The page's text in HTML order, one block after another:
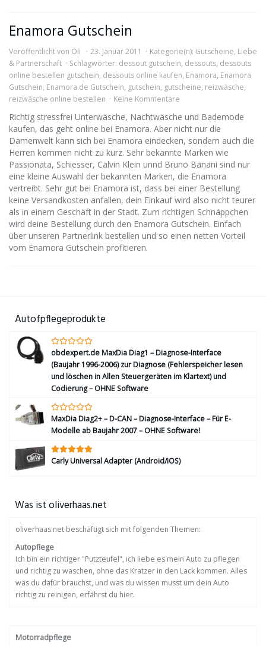
Enamora Gutschein
Veröffentlicht von Oli 23. Januar 2011 Kategorie(n): Gutscheine, Liebe
& Partnerschaft
Schlagwörter: dessout gutschein, dessouts, dessouts
online bestellen gutschein, dessouts online kaufen, Enamora, Enamora
Gutschein, Enamora.de Gutschein, gutschein, gutscheine, reizwäsche,
reizwäsche online bestellen
Keine Kommentare
Richtig stressfrei Unterwäsche, Nachtwäsche und Bademode
kaufen, das geht online bei Enamora. Aber nicht nur die
Damenwelt kann sich bei Enamora eindecken, sondern auch die
Herren kommen nicht zu kurz. Sehr bekannte Marken wie
Passionata, Schiesser, Calvin Klein unnd Bruno Banani sind nur
eine kleine Auswahl der bekannten Marken, die Enamora
vertreibt. Sehr gut bei Enamora ist, dass bei einer Bestellung
keine Versandkosten anfallen, dein Einkauf wird also nicht teurer
als in einem Geschäft in der Stadt. Zum richtigen Schnäppchen
wird deine Bestellung durch den Enamora Gutschein. Einfach
über unseren Partnerlink bestellen und so einen netten Vorteil
vom Enamora Gutschein profitieren.
Autofpflegeprodukte
obdexpert.de MaxDia Diag1 – Diagnose-Interface
(Baujahr 1996-2006) zur Diagnose (Fehlerspeicher lesen
und löschen in Allen Steuergeräten im Klartext) und
Codierung – OHNE Software
MaxDia Diag2+ – D-CAN – Diagnose-Interface – Für E-
Modelle ab Baujahr 2007 – OHNE Software!
Carly Universal Adapter (Android/iOS)
Was ist oliverhaas.net
oliverhaas.net beschäftigt sich mit folgenden Themen:
Autopflege
Ich bin ein richtiger "Putzteufel", ich liebe es mein Auto zu pflegen
und richtig zu waschen, ohne das Kratzer in den Lack kommen. Alles
was du dafür brauchst, und was du wissen musst um dein Auto
richtig zu reinigen, erfährst du hier.
Motorradpflege